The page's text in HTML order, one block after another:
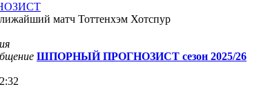
матч Тоттенхэм Хотспур
ШПОРНЫЙ ПРОГНОЗИСТ сезон 2025/26